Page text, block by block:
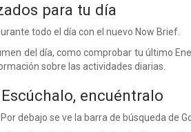
para tu día
todo el día con el nuevo Now Brief.
del día, como comprobar tu último
sobre las actividades diarias.
encuéntralo
debajo se ve la barra de búsqueda de